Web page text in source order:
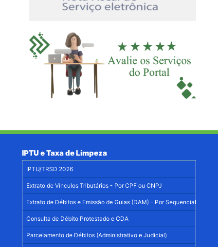
IPTU e Taxa de Limpeza
IPTU/TRSD 2026
Extrato de Vínculos Tributários - Por CPF ou CNPJ
Extrato de Débitos e Emissão de Guias (DAM) - Por Sequencial
Consulta de Débito Protestado e CDA
Parcelamento de Débitos (Administrativo e Judicial)